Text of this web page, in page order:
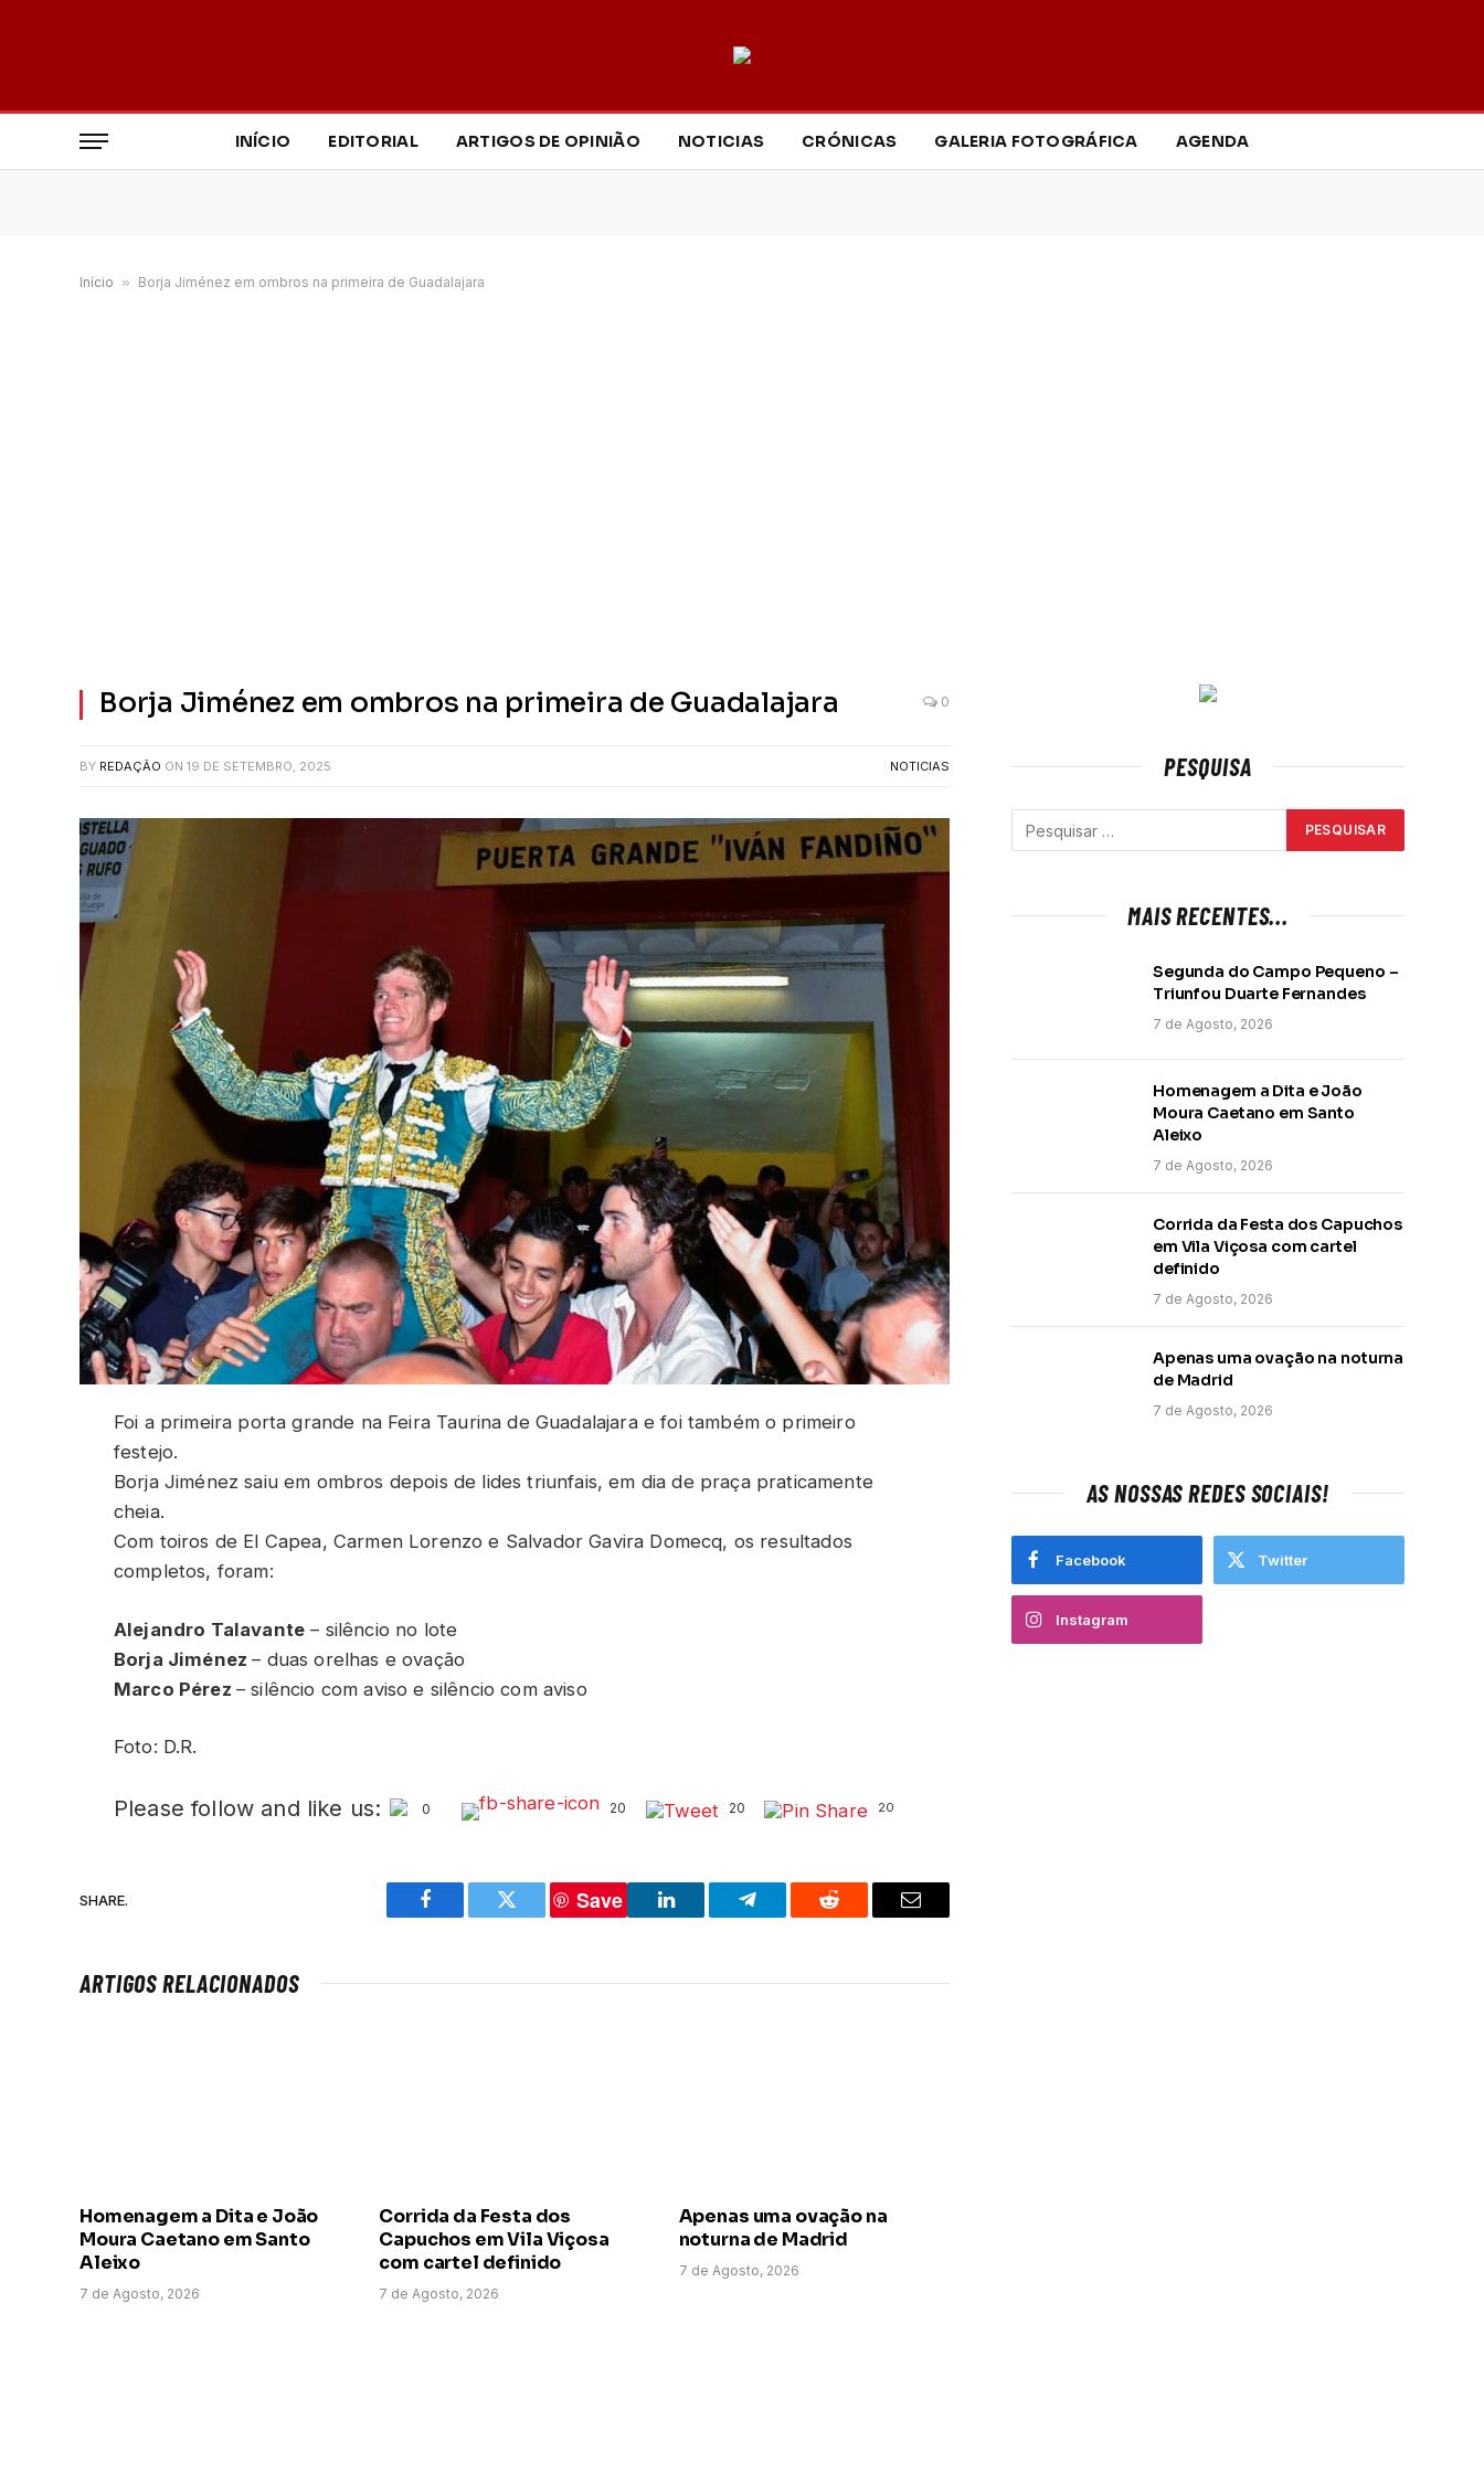
INÍCIO EDITORIAL ARTIGOS DE OPINIÃO NOTICIAS CRÓNICAS GALERIA FOTOGRÁFICA AGENDA
Início » Borja Jiménez em ombros na primeira de Guadalajara
Borja Jiménez em ombros na primeira de Guadalajara 0
BY REDAÇÃO ON 19 DE SETEMBRO, 2025 NOTICIAS
Foi a primeira porta grande na Feira Taurina de Guadalajara e foi também o primeiro
festejo.
Borja Jiménez saiu em ombros depois de lides triunfais, em dia de praça praticamente
cheia.
Com toiros de El Capea, Carmen Lorenzo e Salvador Gavira Domecq, os resultados
completos, foram:
Alejandro Talavante – silêncio no lote
Borja Jiménez– duas orelhas e ovação
Marco Pérez – silêncio com aviso e silêncio com aviso
Foto: D.R.
Please follow and like us: 0 20 20 20
SHARE.
Facebook Twitter
Save
LinkedIn Telegram Reddit Email
ARTIGOS RELACIONADOS
Homenagem a Dita e João
Moura Caetano em Santo
Aleixo
7 de Agosto, 2026
Corrida da Festa dos
Capuchos em Vila Viçosa
com cartel definido
7 de Agosto, 2026
Apenas uma ovação na
noturna de Madrid
7 de Agosto, 2026
PESQUISA
MAIS RECENTES...
Segunda do Campo Pequeno –
Triunfou Duarte Fernandes
7 de Agosto, 2026
Homenagem a Dita e João
Moura Caetano em Santo
Aleixo
7 de Agosto, 2026
Corrida da Festa dos Capuchos
em Vila Viçosa com cartel
definido
7 de Agosto, 2026
Apenas uma ovação na noturna
de Madrid
7 de Agosto, 2026
AS NOSSAS REDES SOCIAIS!
Facebook Twitter
Instagram